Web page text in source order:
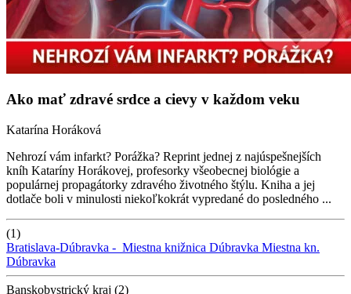
Ako mať zdravé srdce a cievy v každom veku
Katarína Horáková
Nehrozí vám infarkt? Porážka? Reprint jednej z najúspešnejších
kníh Kataríny Horákovej, profesorky všeobecnej biológie a
populárnej propagátorky zdravého životného štýlu. Kniha a jej
dotlače boli v minulosti niekoľkokrát vypredané do posledného ...
(1)
Bratislava-Dúbravka - Miestna knižnica Dúbravka Miestna kn.
Dúbravka
Banskobystrický kraj (2)